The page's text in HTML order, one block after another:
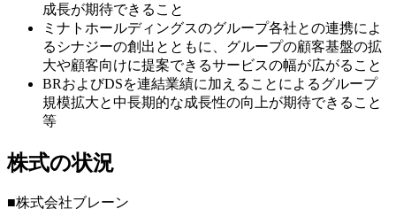
成長が期待できること
ミナトホールディングスのグループ各社との連携によ
るシナジーの創出とともに、グループの顧客基盤の拡
大や顧客向けに提案できるサービスの幅が広がること
BRおよびDSを連結業績に加えることによるグループ
規模拡大と中長期的な成長性の向上が期待できること
等
株式の状況
■株式会社ブレーン